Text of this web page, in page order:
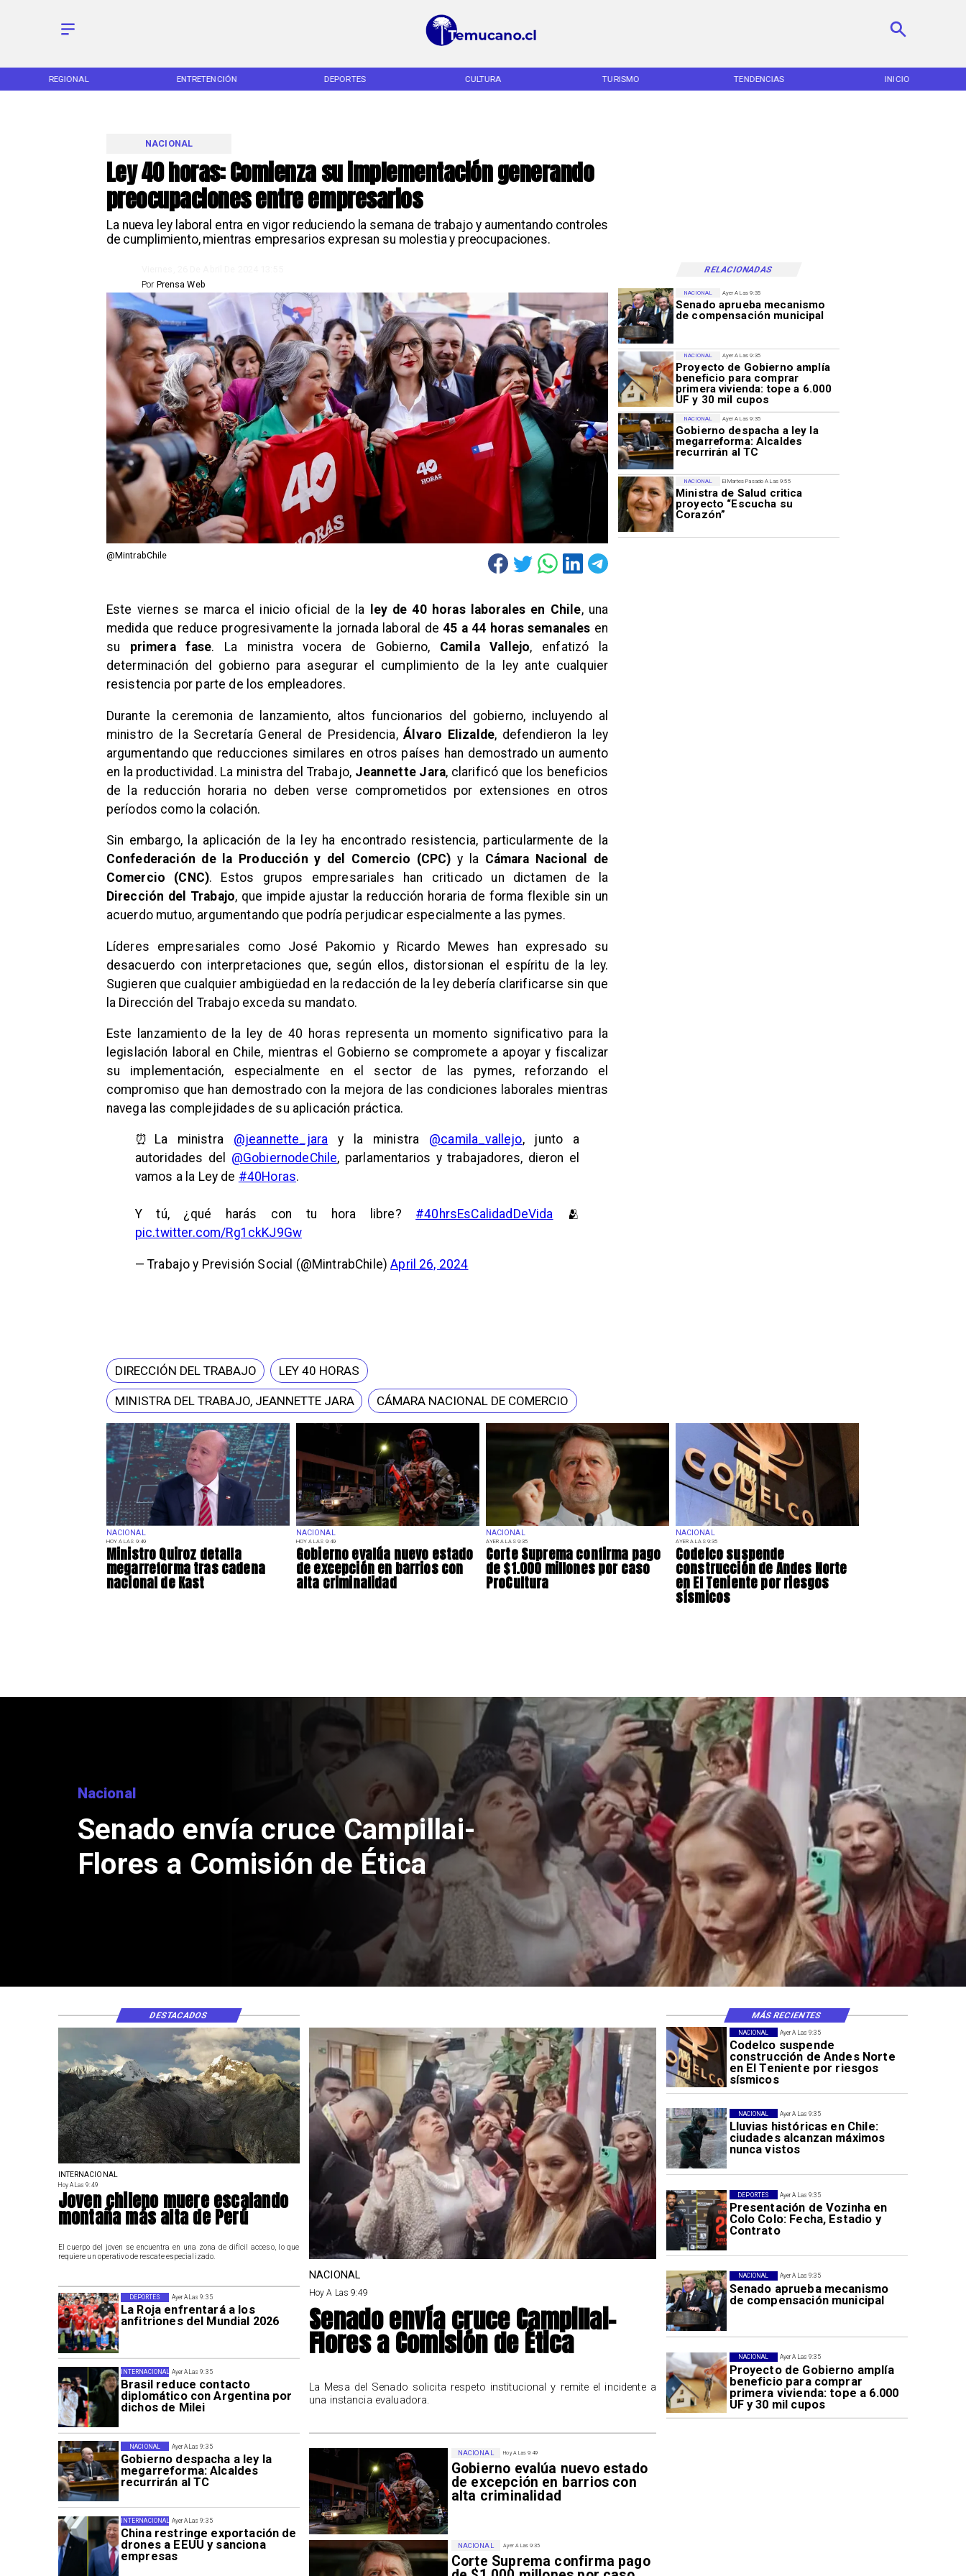
REGIONAL ENTRETENCIÓN DEPORTES CULTURA TURISMO TENDENCIAS INICIO
Ley 40 horas: Comienza su implementación generando
preocupaciones entre empresarios
La nueva ley laboral entra en vigor reduciendo la semana de trabajo y aumentando controles
de cumplimiento, mientras empresarios expresan su molestia y preocupaciones.
NACIONAL
RELACIONADAS
Prensa Web
Por
@MintrabChile
NACIONAL
HOY A LAS 9:49
Ministro Quiroz detalla
megarreforma tras cadena
nacional de Kast
NACIONAL
HOY A LAS 9:49
Gobierno evalúa nuevo estado
de excepción en barrios con
alta criminalidad
NACIONAL
AYER A LAS 9:35
Corte Suprema confirma pago
de $1.000 millones por caso
ProCultura
NACIONAL
AYER A LAS 9:35
Codelco suspende
construcción de Andes Norte
en El Teniente por riesgos
sísmicos
Ayer A Las 9:35
Senado aprueba mecanismo
de compensación municipal
NACIONAL
Ayer A Las 9:35
Proyecto de Gobierno amplía
beneficio para comprar
primera vivienda: tope a 6.000
UF y 30 mil cupos
NACIONAL
Ayer A Las 9:35
Gobierno despacha a ley la
megarreforma: Alcaldes
recurrirán al TC
NACIONAL
El Martes Pasado A Las 9:55
Ministra de Salud critica
proyecto “Escucha su
Corazón”
NACIONAL
Este viernes se marca el inicio oficial de la ley de 40 horas laborales en Chile, una
medida que reduce progresivamente la jornada laboral de45 a 44 horas semanales en
su primera fase. La ministra vocera de Gobierno, Camila Vallejo, enfatizó la
determinación del gobierno para asegurar el cumplimiento de la ley ante cualquier
resistencia por parte de los empleadores.
Durante la ceremonia de lanzamiento, altos funcionarios del gobierno, incluyendo al
ministro de la Secretaría General de Presidencia,Álvaro Elizalde, defendieron la ley
argumentando que reducciones similares en otros países han demostrado un aumento
en la productividad. La ministra del Trabajo, Jeannette Jara, clarificó que los beneficios
de la reducción horaria no deben verse comprometidos por extensiones en otros
períodos como la colación.
Sin embargo, la aplicación de la ley ha encontrado resistencia, particularmente de la
Confederación de la Producción y del Comercio (CPC) y la Cámara Nacional de
Comercio (CNC). Estos grupos empresariales han criticado un dictamen de la
Dirección del Trabajo, que impide ajustar la reducción horaria de forma flexible sin un
acuerdo mutuo, argumentando que podría perjudicar especialmente a las pymes.
Líderes empresariales como José Pakomio y Ricardo Mewes han expresado su
desacuerdo con interpretaciones que, según ellos, distorsionan el espíritu de la ley.
Sugieren que cualquier ambigüedad en la redacción de la ley debería clarificarse sin que
la Dirección del Trabajo exceda su mandato.
Este lanzamiento de la ley de 40 horas representa un momento significativo para la
legislación laboral en Chile, mientras el Gobierno se compromete a apoyar y fiscalizar
su implementación, especialmente en el sector de las pymes, reforzando el
compromiso que han demostrado con la mejora de las condiciones laborales mientras
navega las complejidades de su aplicación práctica.
⏰La ministra @jeannette_jara y la ministra @camila_vallejo, junto a
autoridades del @GobiernodeChile, parlamentarios y trabajadores, dieron el
vamos a la Ley de #40Horas.
Y tú, ¿qué harás con tu hora libre? #40hrsEsCalidadDeVida 🫂
pic.twitter.com/Rg1ckKJ9Gw
— Trabajo y Previsión Social (@MintrabChile)April 26, 2024
DIRECCIÓN DEL TRABAJO LEY 40 HORAS
MINISTRA DEL TRABAJO, JEANNETTE JARA CÁMARA NACIONAL DE COMERCIO
Nacional
Senado envía cruce Campillai-
Flores a Comisión de Ética
Ayer A Las 9:35
Codelco suspende
construcción de Andes Norte
en El Teniente por riesgos
sísmicos
NACIONAL
Ayer A Las 9:35
Lluvias históricas en Chile:
ciudades alcanzan máximos
nunca vistos
NACIONAL
Ayer A Las 9:35
Presentación de Vozinha en
Colo Colo: Fecha, Estadio y
Contrato
DEPORTES
Ayer A Las 9:35
Senado aprueba mecanismo
de compensación municipal
NACIONAL
Ayer A Las 9:35
Proyecto de Gobierno amplía
beneficio para comprar
primera vivienda: tope a 6.000
UF y 30 mil cupos
NACIONAL
Ayer A Las 9:35
La Roja enfrentará a los
anfitriones del Mundial 2026
DEPORTES
Ayer A Las 9:35
Brasil reduce contacto
diplomático con Argentina por
dichos de Milei
INTERNACIONAL
Ayer A Las 9:35
Gobierno despacha a ley la
megarreforma: Alcaldes
recurrirán al TC
NACIONAL
Ayer A Las 9:35
China restringe exportación de
drones a EEUU y sanciona
empresas
INTERNACIONAL
Hoy A Las 9:49
Gobierno evalúa nuevo estado
de excepción en barrios con
alta criminalidad
NACIONAL
Ayer A Las 9:35
Corte Suprema confirma pago
NACIONAL
INTERNACIONAL
Hoy A Las 9:49
Joven chileno muere escalando
montaña más alta de Perú
El cuerpo del joven se encuentra en una zona de difícil acceso, lo que
requiere un operativo de rescate especializado.
NACIONAL
Hoy A Las 9:49
Senado envía cruce Campillai-
Flores a Comisión de Ética
La Mesa del Senado solicita respeto institucional y remite el incidente a
una instancia evaluadora.
DESTACADOS MÁS RECIENTES